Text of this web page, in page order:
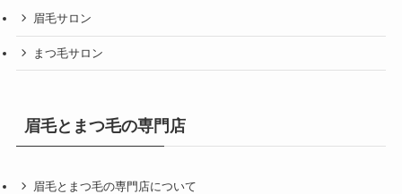
眉毛サロン
まつ毛サロン
眉毛とまつ毛の専門店
眉毛とまつ毛の専門店について